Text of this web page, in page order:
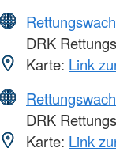
DRK
Karte: Link
DRK
Karte: Link